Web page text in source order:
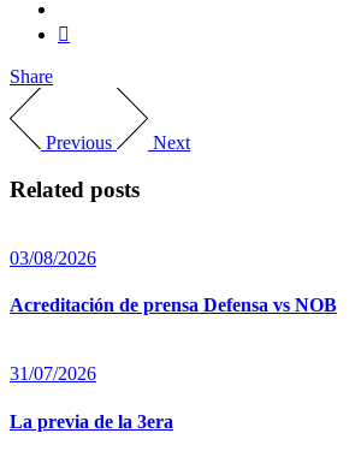
Share
Previous Next
Related posts
03/08/2026
Acreditación de prensa Defensa vs NOB
31/07/2026
La previa de la 3era